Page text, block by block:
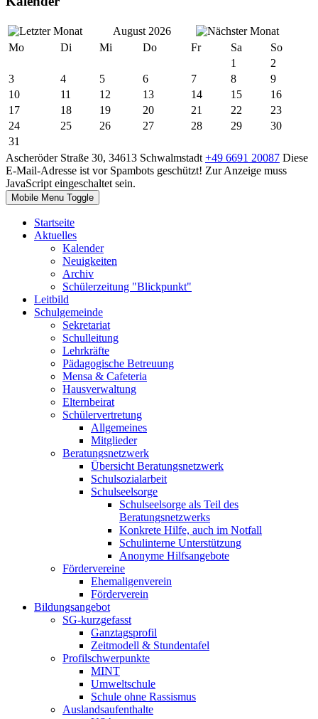
August 2026
Mo
Di Mi Do Fr Sa
So
1
2
3
4 5 6 7 8
9
10
11 12 13 14 15
16
17
18 19 20 21 22
23
24
25 26 27 28 29
30
31
Ascheröder Straße 30, 34613 Schwalmstadt +49 6691 20087 Diese
E-Mail-Adresse ist vor Spambots geschützt! Zur Anzeige muss
JavaScript eingeschaltet sein.
Mobile Menu Toggle
Startseite
Aktuelles
Kalender
Neuigkeiten
Archiv
Schülerzeitung "Blickpunkt"
Leitbild
Schulgemeinde
Sekretariat
Schulleitung
Lehrkräfte
Pädagogische Betreuung
Mensa & Cafeteria
Hausverwaltung
Elternbeirat
Schülervertretung
Allgemeines
Mitglieder
Beratungsnetzwerk
Übersicht Beratungsnetzwerk
Schulsozialarbeit
Schulseelsorge
Schulseelsorge als Teil des
Beratungsnetzwerks
Konkrete Hilfe, auch im Notfall
Schulinterne Unterstützung
Anonyme Hilfsangebote
Fördervereine
Ehemaligenverein
Förderverein
Bildungsangebot
SG-kurzgefasst
Ganztagsprofil
Zeitmodell & Stundentafel
Profilschwerpunkte
MINT
Umweltschule
Schule ohne Rassismus
Auslandsaufenthalte